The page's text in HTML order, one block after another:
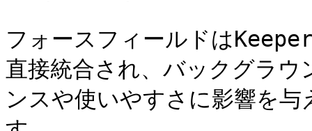
フォースフィールドは
直接統合され、バックグラ
ンスや使いやすさに影響を